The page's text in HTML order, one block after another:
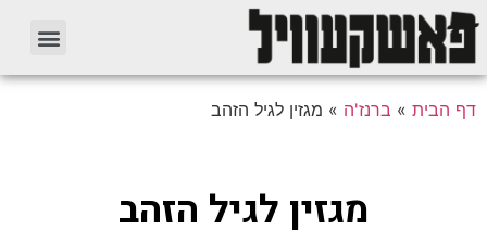
דף הבית » ברנז'ה » מגזין לגיל הזהב
מגזין לגיל הזהב